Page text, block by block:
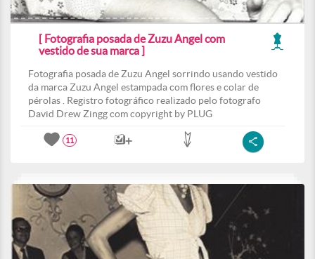
[ Fotografia posada de Zuzu Angel com
vestido de sua marca ]
Fotografia posada de Zuzu Angel sorrindo usando vestido
da marca Zuzu Angel estampada com flores e colar de
pérolas . Registro fotográfico realizado pelo fotografo
David Drew Zingg com copyright by PLUG
11